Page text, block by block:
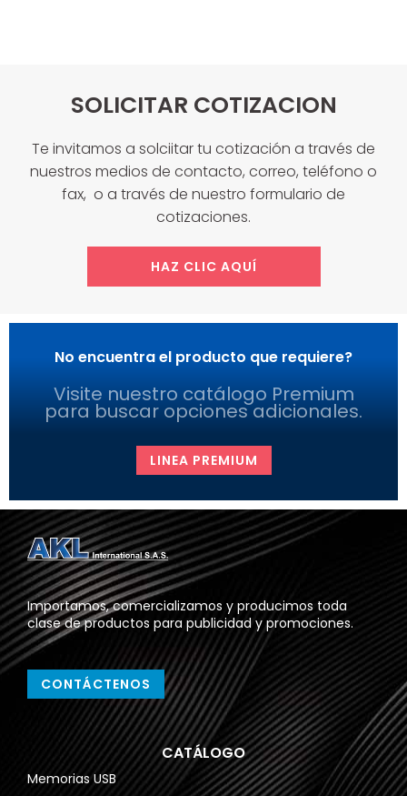
SOLICITAR COTIZACION
Te invitamos a solciitar tu cotización a través de
nuestros medios de contacto, correo, teléfono o
fax, o a través de nuestro formulario de
cotizaciones.
HAZ CLIC AQUÍ
No encuentra el producto que requiere?
Visite nuestro catálogo Premium
para buscar opciones adicionales.
LINEA PREMIUM
Importamos, comercializamos y producimos toda
clase de productos para publicidad y promociones.
CONTÁCTENOS
CATÁLOGO
Memorias USB